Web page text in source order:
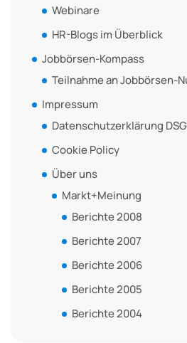
Webinare
HR-Blogs im Überblick
Jobbörsen-Kompass
Teilnahme an Jobbörsen-
Impressum
Datenschutzerklärung
Cookie Policy
Über uns
Markt+Meinung
Berichte 2008
Berichte 2007
Berichte 2006
Berichte 2005
Berichte 2004